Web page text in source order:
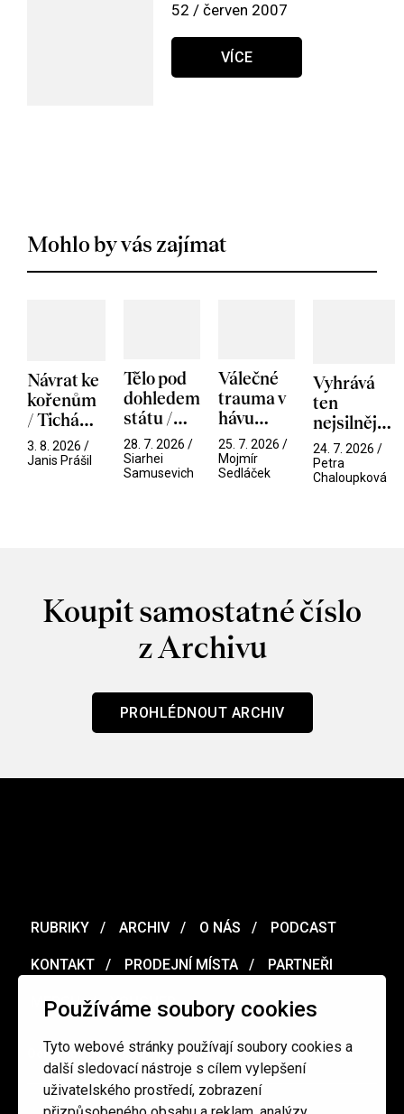
Používáme soubory cookies
Tyto webové stránky používají soubory cookies a
další sledovací nástroje s cílem vylepšení
uživatelského prostředí, zobrazení
52 / červen 2007
VÍCE
Mohlo by vás zajímat
Návrat ke
kořenům
/ Tichá
přítelkyně
3. 8. 2026 /
Janis Prášil
Tělo pod
dohledem
státu /
Pramen
28. 7. 2026 /
Siarhei
Samusevich
Válečné
trauma v
hávu
spektáklu
/ Odyssea
25. 7. 2026 /
Mojmír
Sedláček
Vyhrává
ten
nejsilnější
/ V nitru
manosféry
24. 7. 2026 /
Petra
Chaloupková
Koupit samostatné číslo
z Archivu
PROHLÉDNOUT ARCHIV
RUBRIKY ARCHIV O NÁS PODCAST
KONTAKT PRODEJNÍ MÍSTA PARTNEŘI
MERCH VOUCHER
Ochrana osobních údajů / Obchodní podmínky